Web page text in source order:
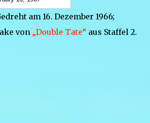
am 16. Dezember 1966;
von „Double Tate“ aus Staffel 2.